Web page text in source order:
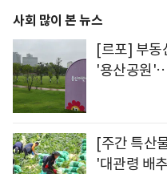
사회 많이 본 뉴스
[르포] 부동
'용산공원
[주간 특산
'대관령 배